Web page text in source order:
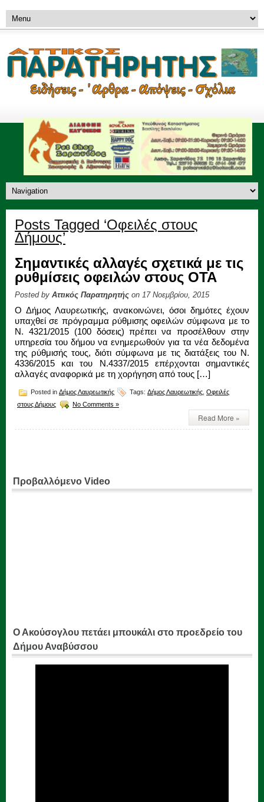
Posts Tagged ‘Οφειλές στους
Δήμους’
Σημαντικές αλλαγές σχετικά με τις
ρυθμίσεις οφειλών στους ΟΤΑ
Posted by Αττικός Παρατηρητής on 17 Νοεμβρίου, 2015
Ο Δήμος Λαυρεωτικής, ανακοινώνει, όσοι δημότες έχουν
υπαχθεί σε πρόγραμμα ρύθμισης οφειλών σύμφωνα με το
Ν. 4321/2015 (100 δόσεις) πρέπει να προσέλθουν στην
υπηρεσία του δήμου να ενημερωθούν για τα νέα δεδομένα
της ρύθμισής τους, διότι σύμφωνα με τις διατάξεις του Ν.
4336/2015 και του Ν.4337/2015 επέρχονται σημαντικές
αλλαγές αναφορικά με τη χορήγηση από τους […]
Posted in Δήμος Λαυρεωτικής Tags: Δήμος Λαυρεωτικής Οφειλές
στους Δήμους
No Comments »
Read More »
Προβαλλόμενο Video
Ο Ακούσογλου πετάει μπουκάλι στο προεδρείο του
Δήμου Αναβύσσου